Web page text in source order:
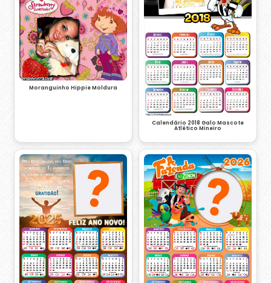
Moranguinho Hippie Moldura
Calendário 2018 Galo Mascote
Atlético Mineiro